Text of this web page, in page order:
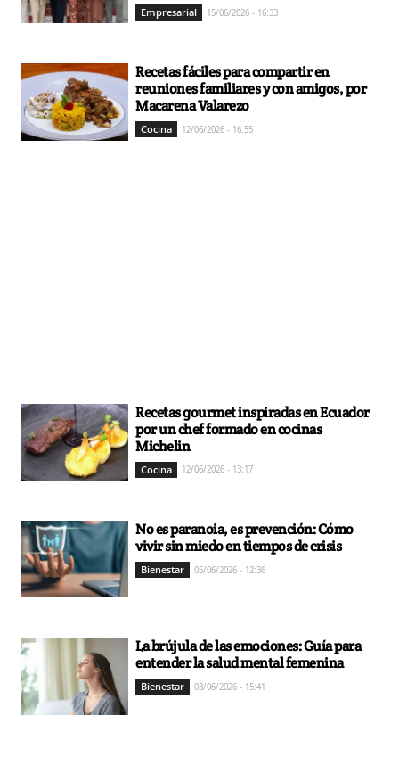
Empresarial 15/06/2026 - 16:33
Recetas fáciles para compartir en
reuniones familiares y con amigos, por
Macarena Valarezo
Cocina 12/06/2026 - 16:55
Recetas gourmet inspiradas en Ecuador
por un chef formado en cocinas
Michelin
Cocina 12/06/2026 - 13:17
No es paranoia, es prevención: Cómo
vivir sin miedo en tiempos de crisis
Bienestar 05/06/2026 - 12:36
La brújula de las emociones: Guía para
entender la salud mental femenina
Bienestar 03/06/2026 - 15:41